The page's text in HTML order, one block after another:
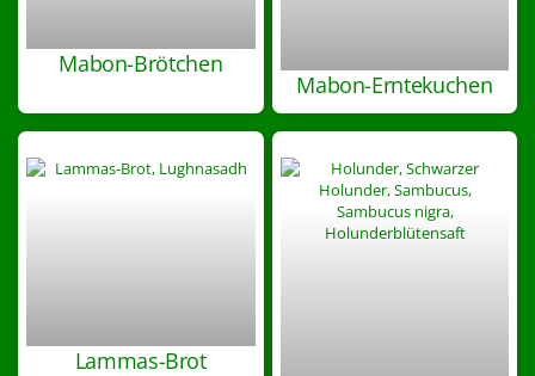
Mabon-Brötchen
Mabon-Erntekuchen
Lammas-Brot